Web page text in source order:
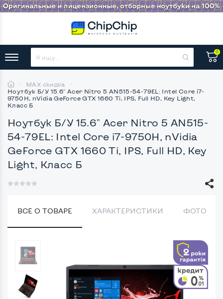
0
MAX скидка
Ноутбук Б/У 15.6" Acer Nitro 5 AN515-54-79EL: Intel Core i7-
9750H, nVidia GeForce GTX 1660 Ti, IPS, Full HD, Key Light,
Класс Б
Ноутбук Б/У 15.6" Acer Nitro 5 AN515-
54-79EL: Intel Core i7-9750H, nVidia
GeForce GTX 1660 Ti, IPS, Full HD, Key
Light, Класс Б
ВСЕ О ТОВАРЕ ХАРАКТЕРИСТИКИ ФОТО